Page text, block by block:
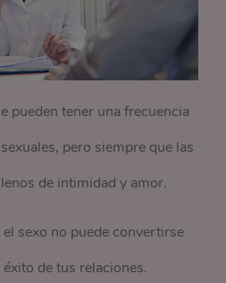
pueden tener una frecuencia
pero siempre que las
de intimidad y amor.
sexo no puede convertirse
de tus relaciones.